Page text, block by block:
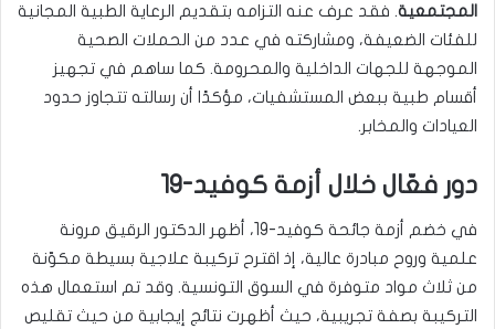
المجتمعية. فقد عرف عنه التزامه بتقديم الرعاية الطبية المجانية
للفئات الضعيفة، ومشاركته في عدد من الحملات الصحية
الموجهة للجهات الداخلية والمحرومة. كما ساهم في تجهيز
أقسام طبية ببعض المستشفيات، مؤكدًا أن رسالته تتجاوز حدود
العيادات والمخابر.
دور فعّال خلال أزمة كوفيد-19
في خضم أزمة جائحة كوفيد-19، أظهر الدكتور الرقيق مرونة
علمية وروح مبادرة عالية، إذ اقترح تركيبة علاجية بسيطة مكوّنة
من ثلاث مواد متوفرة في السوق التونسية. وقد تم استعمال هذه
التركيبة بصفة تجريبية، حيث أظهرت نتائج إيجابية من حيث تقليص